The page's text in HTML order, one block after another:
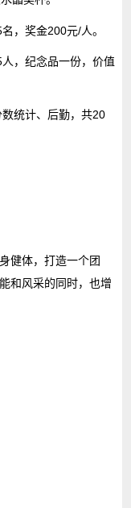
，奖金200元/人。
，纪念品一份，价值
统计、后勤，共20
健体，打造一个团
和风采的同时，也增